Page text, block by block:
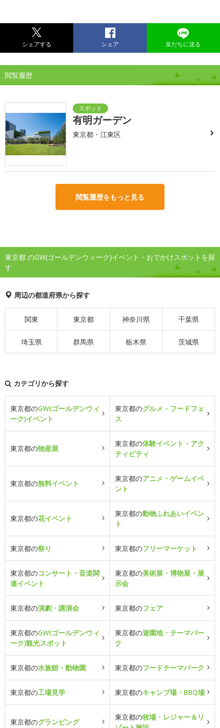
シェアする シェア 友だちに送る
閲覧履歴
有明ガーデン
東京都・江東区
閲覧履歴をもっと見る
東京都 のGW(ゴールデンウィーク)イベント・おでかけスポットを探
す
周辺の都道府県から探す
関東 東京都 神奈川県 千葉県
埼玉県 群馬県 栃木県 茨城県
カテゴリから探す
東京都のGW(ゴールデンウィ
ーク)イベント
東京都のグルメ・フードフェ
ス
東京都の物産展
東京都の体験イベント・アク
ティビティ
東京都の無料イベント
東京都のアニメ・ゲームイベ
ント
東京都の花イベント
東京都の動物ふれあいイベン
ト
東京都の祭り 東京都のフリーマーケット
東京都のコンサート・音楽関
連イベント
東京都の美術展・博物展・展
示会
東京都の演劇・講演会 東京都のフェア
東京都のGW(ゴールデンウィ
ーク)観光スポット
東京都の遊園地・テーマパー
ク
東京都の水族館・動物園 東京都のフードテーマパーク
東京都の工場見学 東京都のキャンプ場・BBQ場
東京都のグランピング
東京都の牧場・レジャー＆リ